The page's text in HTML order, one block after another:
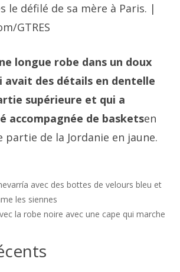
le défilé de sa mère à Paris. |
GTRES
longue robe dans un doux
avait des détails en dentelle
supérieure et qui a
accompagnée de basketsen
de la Jordanie en jaune.
avec des bottes de velours bleu et
les siennes
la robe noire avec une cape qui marche